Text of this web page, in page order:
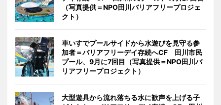
（写真提供＝NPO田川バリアフリープロジェ
クト）
車いすでプールサイドから水遊びを見守る参
加者＝バリアフリーデイ存続へCF 田川市民
プール、9月に7回目（写真提供＝NPO田川バ
リアフリープロジェクト）
大型遊具から流れ落ちる水に歓声を上げる子